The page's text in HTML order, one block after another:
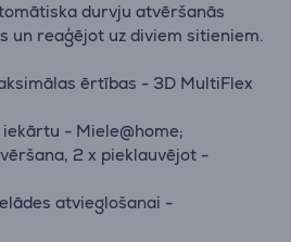
durvju atvēršanās
un reaģējot uz diviem sitieniem.
ērtības - 3D MultiFlex
- Miele@home;
2 x pieklauvējot -
atvieglošanai -